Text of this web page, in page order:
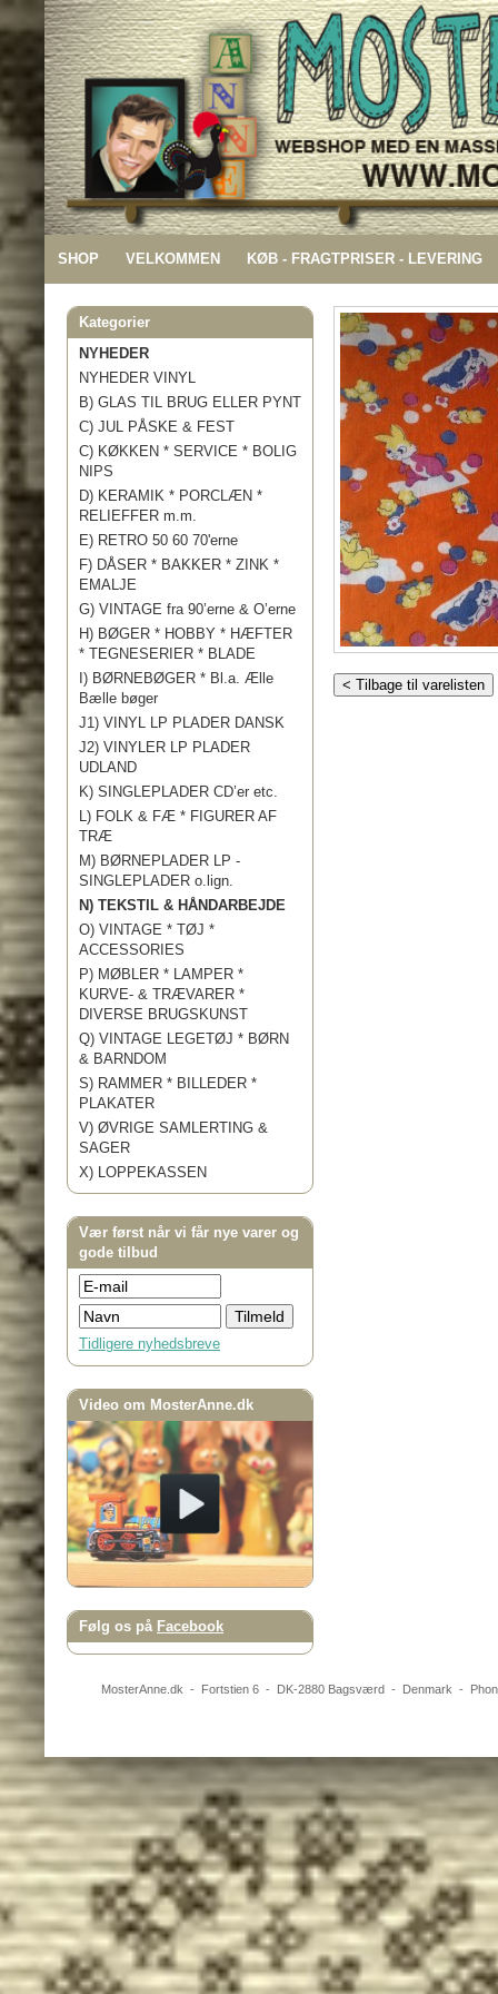
SHOP VELKOMMEN KØB - FRAGTPRISER - LEVERING
Kategorier
NYHEDER
NYHEDER VINYL
B) GLAS TIL BRUG ELLER PYNT
C) JUL PÅSKE & FEST
C) KØKKEN * SERVICE * BOLIG
NIPS
D) KERAMIK * PORCLÆN *
RELIEFFER m.m.
E) RETRO 50 60 70'erne
F) DÅSER * BAKKER * ZINK *
EMALJE
G) VINTAGE fra 90’erne & O’erne
H) BØGER * HOBBY * HÆFTER
* TEGNESERIER * BLADE
I) BØRNEBØGER * Bl.a. Ælle
Bælle bøger
J1) VINYL LP PLADER DANSK
J2) VINYLER LP PLADER
UDLAND
K) SINGLEPLADER CD’er etc.
L) FOLK & FÆ * FIGURER AF
TRÆ
M) BØRNEPLADER LP -
SINGLEPLADER o.lign.
N) TEKSTIL & HÅNDARBEJDE
O) VINTAGE * TØJ *
ACCESSORIES
P) MØBLER * LAMPER *
KURVE- & TRÆVARER *
DIVERSE BRUGSKUNST
Q) VINTAGE LEGETØJ * BØRN
& BARNDOM
S) RAMMER * BILLEDER *
PLAKATER
V) ØVRIGE SAMLERTING &
SAGER
X) LOPPEKASSEN
Vær først når vi får nye varer og
gode tilbud
Tidligere nyhedsbreve
Video om MosterAnne.dk
Følg os på Facebook
< Tilbage til varelisten
MosterAnne.dk - Fortstien 6- DK-2880 Bagsværd- Denmark -